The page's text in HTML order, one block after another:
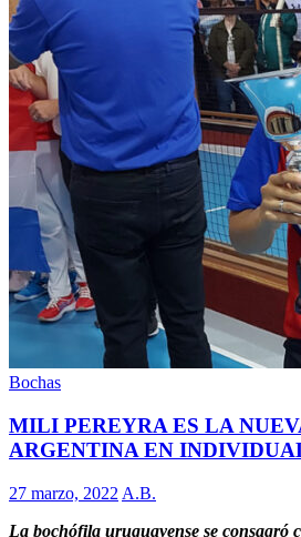
Bochas
MILI PEREYRA ES LA
ARGENTINA EN
27 marzo, 2022 A.B.
La bochófila uruguayense se consagró